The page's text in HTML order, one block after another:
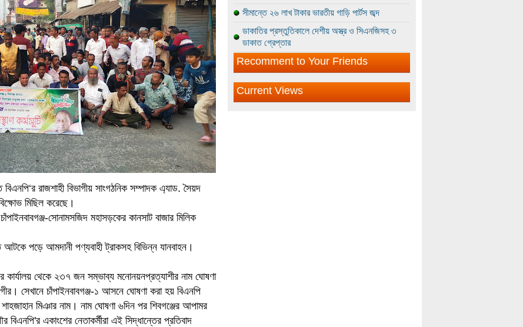
রাজশাহী বিভাগীয় সাংগঠনিক সম্পাদক এ্যাড. সৈয়দ
মিছিল করেছে।
চাঁপাইনবাবগঞ্জ-সোনামসজিদ মহাসড়কের কানসাট বাজার মিলিক
পড়ে আমদানী পণ্যবাহী ট্রাকসহ বিভিন্ন যানবাহন।
কার্যালয় থেকে ২৩৭ জন সম্ভাব্য মনোনয়নপ্রত্যাশীর নাম ঘোষণা
সেখানে চাঁপাইনবাবগঞ্জ-১ আসনে ঘোষণা করা হয় বিএনপি
মিঞার নাম। নাম ঘোষণা ৬দিন পর শিবগঞ্জের আপামর
একাংশের নেতাকর্মীরা এই সিদ্ধান্তের প্রতিবাদ
সীমান্তে ২৬ লাখ টাকার ভারতীয় গাড়ি পার্টস জব্দ
ডাকাতির প্রস্তুতিকালে দেশীয় অস্ত্র ও সিএনজিসহ ৩
ডাকাত গ্রেপ্তার
Recomment to Your Friends
Current Views